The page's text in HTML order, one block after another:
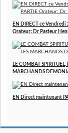
EN DIRECT ce Vendredi
Orateur: Dr Pasteur
LE COMBAT
MARCHANDS
EN Direct maintenant